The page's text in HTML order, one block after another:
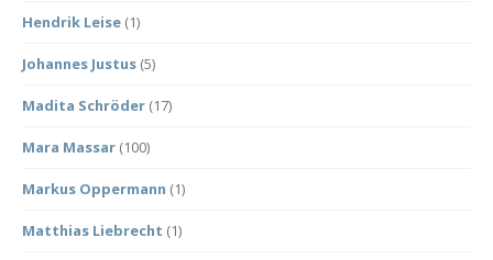
Hendrik Leise (1)
Johannes Justus (5)
Madita Schröder (17)
Mara Massar (100)
Markus Oppermann (1)
Matthias Liebrecht (1)